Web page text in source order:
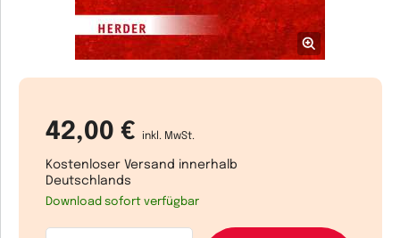
42,00 € inkl. MwSt.
Kostenloser Versand innerhalb
Deutschlands
Download sofort verfügbar